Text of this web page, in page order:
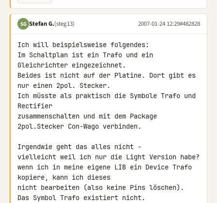
SG Stefan G.(steg13) 2007-01-24 12:29#482828
Ich will beispielsweise folgendes:
Im Schaltplan ist ein Trafo und ein
Gleichrichter eingezeichnet.
Beides ist nicht auf der Platine. Dort gibt es
nur einen 2pol. Stecker.
Ich müsste als praktisch die Symbole Trafo und
Rectifier
zusammenschalten und mit dem Package
2pol.Stecker Con-Wago verbinden.
Irgendwie geht das alles nicht -
vielleicht weil ich nur die Light Version habe?
wenn ich in meine eigene LIB ein Device Trafo
kopiere, kann ich dieses
nicht bearbeiten (also keine Pins löschen).
Das Symbol Trafo existiert nicht.